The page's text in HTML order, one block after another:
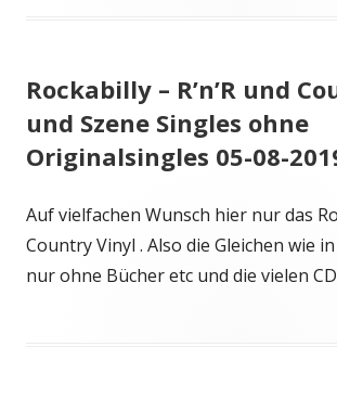
Rockabilly – R’n’R und
und Szene Singles ohne
Originalsingles 05-08-
Auf vielfachen Wunsch hier nur das
Country Vinyl . Also die Gleichen wie
nur ohne Bücher etc und die vielen